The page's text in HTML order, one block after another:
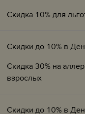
Скидка 10% для
Скидки до 10% в
Скидка 30% на
взрослых
Скидки до 10% в